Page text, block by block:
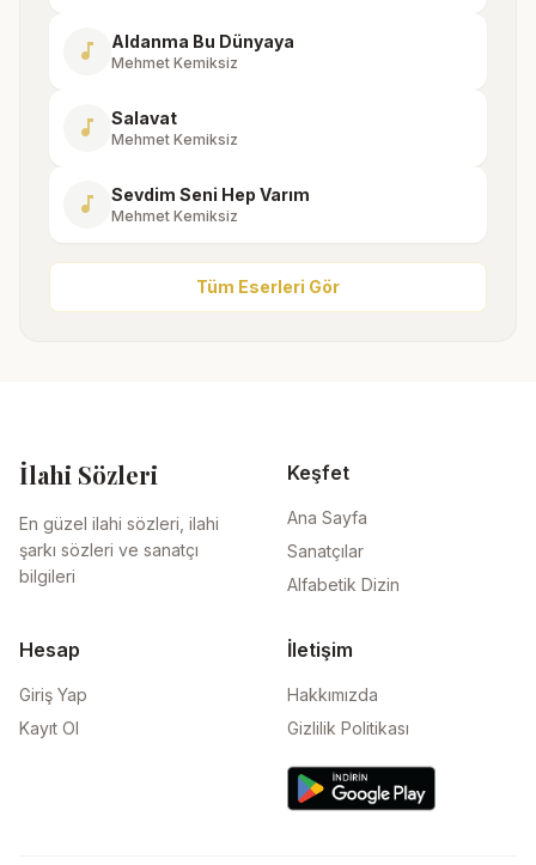
music_note Aldanma Bu Dünyaya
Mehmet Kemiksiz
music_note Salavat
Mehmet Kemiksiz
music_note Sevdim Seni Hep Varım
Mehmet Kemiksiz
Tüm Eserleri Gör
İlahi Sözleri
En güzel ilahi sözleri, ilahi
şarkı sözleri ve sanatçı
bilgileri
Keşfet
Ana Sayfa
Sanatçılar
Alfabetik Dizin
Hesap
Giriş Yap
Kayıt Ol
İletişim
Hakkımızda
Gizlilik Politikası